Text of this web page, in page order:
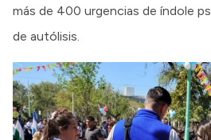
más de 400 urgencias de índole
de autólisis.